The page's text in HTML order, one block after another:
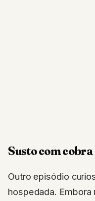
Susto com
Outro episódio
hospedada.